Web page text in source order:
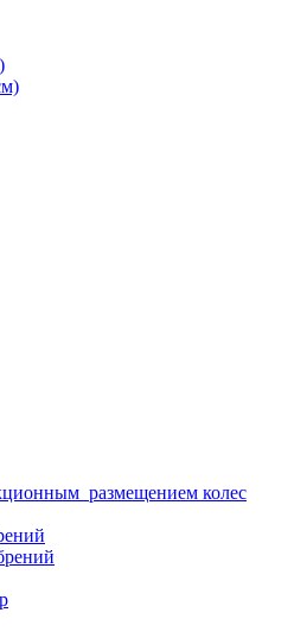
размещением колес